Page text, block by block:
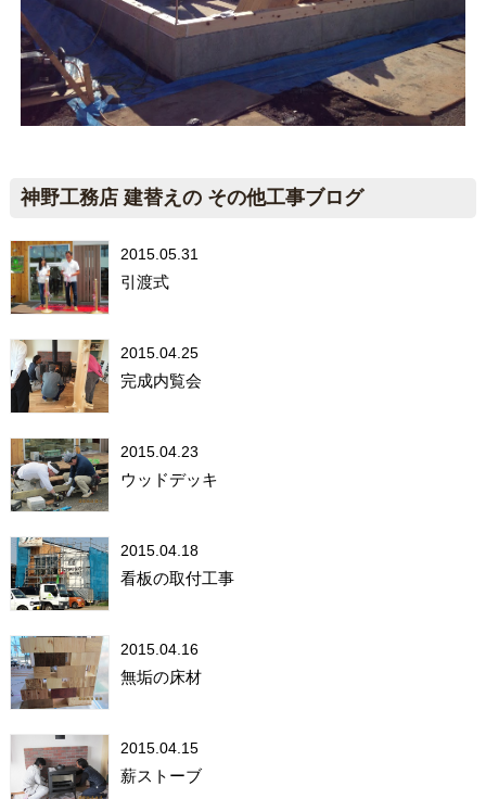
神野工務店 建替えの その他工事ブログ
2015.05.31
引渡式
2015.04.25
完成内覧会
2015.04.23
ウッドデッキ
2015.04.18
看板の取付工事
2015.04.16
無垢の床材
2015.04.15
薪ストーブ